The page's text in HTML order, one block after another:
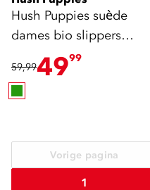
Hush Puppies suède
dames bio slippers
groen
59,994999
Vorige pagina
1